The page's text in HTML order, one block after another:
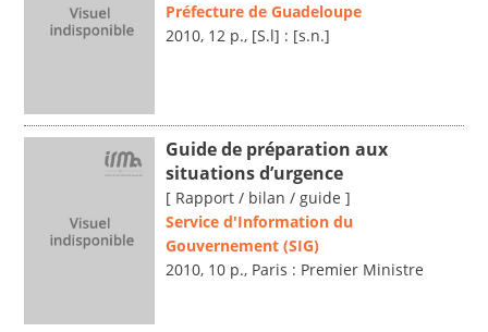
Préfecture de Guadeloupe
2010, 12 p., [S.l] : [s.n.]
Guide de préparation aux
situations d’urgence
[ Rapport / bilan / guide ]
Service d'Information du
Gouvernement (SIG)
2010, 10 p., Paris : Premier Ministre